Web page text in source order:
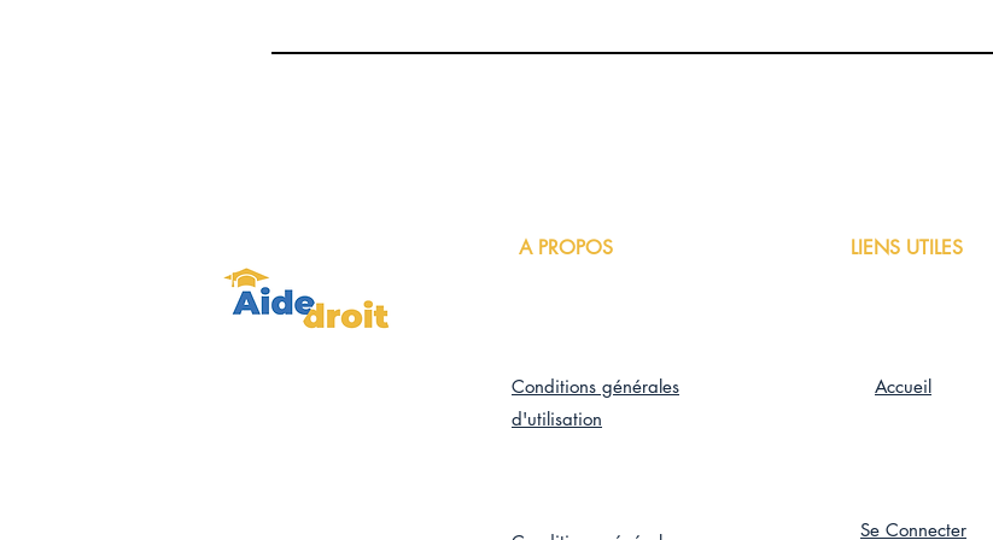
A PROPOS
Conditions générales
d'utilisation
LIENS UTILES
Accueil
Se Connecter